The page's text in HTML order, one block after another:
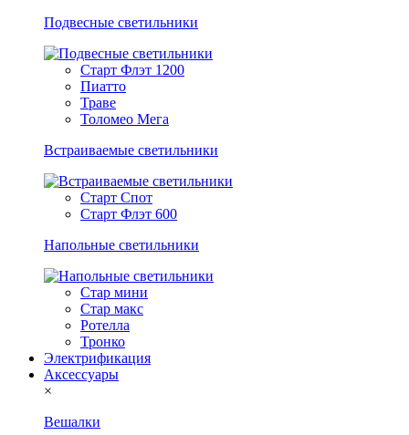
Подвесные светильники
Старт Флэт 1200
Пиатто
Траве
Толомео Мега
Встраиваемые светильники
Старт Спот
Старт Флэт 600
Напольные светильники
Стар мини
Стар макс
Ротелла
Тронко
Электрификация
Аксессуары
×
Вешалки